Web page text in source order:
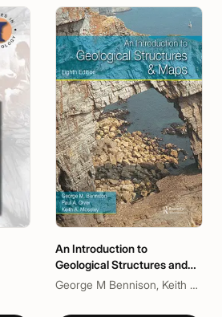
An Introduction to
Geological Structures and
Maps
George M Bennison, Keith A Moseley, Paul A Olver